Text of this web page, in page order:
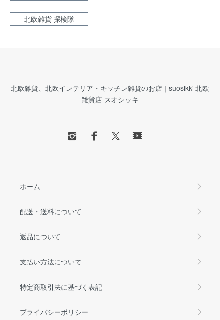
北欧雑貨 探検隊
北欧雑貨、北欧インテリア・キッチン雑貨のお店｜suosikki 北欧
雑貨店 スオシッキ
ホーム
配送・送料について
返品について
支払い方法について
特定商取引法に基づく表記
プライバシーポリシー